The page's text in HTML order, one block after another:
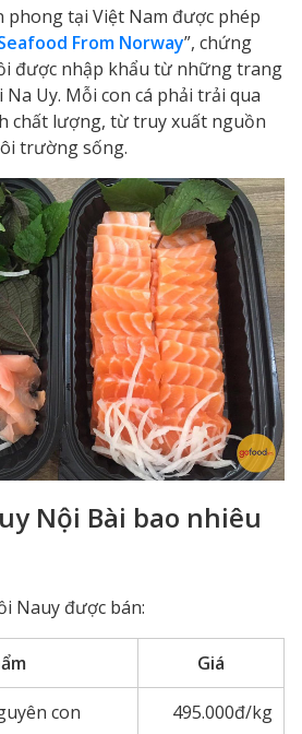
phong tại Việt Nam được phép
From Norway”, chứng
được nhập khẩu từ những trang
Uy. Mỗi con cá phải trải qua
chất lượng, từ truy xuất nguồn
trường sống.
Nội Bài bao nhiêu
Nauy được bán:
Giá
con 495.000đ/kg